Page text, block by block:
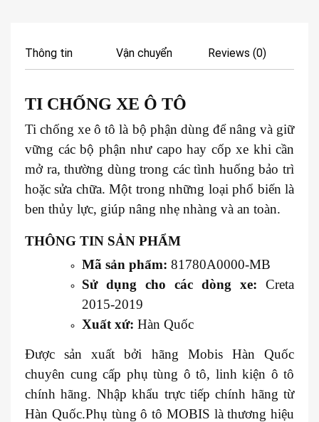
Thông tin Vận chuyển Reviews (0)
TI CHỐNG XE Ô TÔ
Ti chống xe ô tô là bộ phận dùng để nâng và giữ
vững các bộ phận như capo hay cốp xe khi cần
mở ra, thường dùng trong các tình huống bảo trì
hoặc sửa chữa. Một trong những loại phổ biến là
ben thủy lực, giúp nâng nhẹ nhàng và an toàn.
THÔNG TIN SẢN PHẨM
Mã sản phẩm: 81780A0000-MB
Sử dụng cho các dòng xe: Creta
2015-2019
Xuất xứ: Hàn Quốc
Được sản xuất bởi hãng Mobis Hàn Quốc
chuyên cung cấp phụ tùng ô tô, linh kiện ô tô
chính hãng. Nhập khẩu trực tiếp chính hãng từ
Hàn Quốc.Phụ tùng ô tô MOBIS là thương hiệu